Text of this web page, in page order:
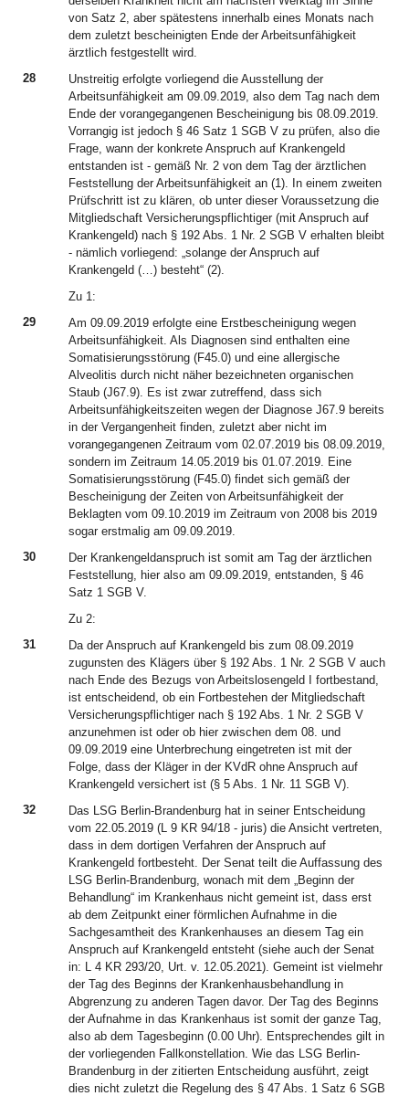
von Satz 2, aber spätestens innerhalb eines Monats nach
dem zuletzt bescheinigten Ende der Arbeitsunfähigkeit
ärztlich festgestellt wird.
28
Unstreitig erfolgte vorliegend die Ausstellung der
Arbeitsunfähigkeit am 09.09.2019, also dem Tag nach dem
Ende der vorangegangenen Bescheinigung bis 08.09.2019.
Vorrangig ist jedoch § 46 Satz 1 SGB V zu prüfen, also die
Frage, wann der konkrete Anspruch auf Krankengeld
entstanden ist - gemäß Nr. 2 von dem Tag der ärztlichen
Feststellung der Arbeitsunfähigkeit an (1). In einem zweiten
Prüfschritt ist zu klären, ob unter dieser Voraussetzung die
Mitgliedschaft Versicherungspflichtiger (mit Anspruch auf
Krankengeld) nach § 192 Abs. 1 Nr. 2 SGB V erhalten bleibt
- nämlich vorliegend: „solange der Anspruch auf
Krankengeld (…) besteht“ (2).
Zu 1:
29
Am 09.09.2019 erfolgte eine Erstbescheinigung wegen
Arbeitsunfähigkeit. Als Diagnosen sind enthalten eine
Somatisierungsstörung (F45.0) und eine allergische
Alveolitis durch nicht näher bezeichneten organischen
Staub (J67.9). Es ist zwar zutreffend, dass sich
Arbeitsunfähigkeitszeiten wegen der Diagnose J67.9 bereits
in der Vergangenheit finden, zuletzt aber nicht im
vorangegangenen Zeitraum vom 02.07.2019 bis 08.09.2019,
sondern im Zeitraum 14.05.2019 bis 01.07.2019. Eine
Somatisierungsstörung (F45.0) findet sich gemäß der
Bescheinigung der Zeiten von Arbeitsunfähigkeit der
Beklagten vom 09.10.2019 im Zeitraum von 2008 bis 2019
sogar erstmalig am 09.09.2019.
30
Der Krankengeldanspruch ist somit am Tag der ärztlichen
Feststellung, hier also am 09.09.2019, entstanden, § 46
Satz 1 SGB V.
Zu 2:
31
Da der Anspruch auf Krankengeld bis zum 08.09.2019
zugunsten des Klägers über § 192 Abs. 1 Nr. 2 SGB V auch
nach Ende des Bezugs von Arbeitslosengeld I fortbestand,
ist entscheidend, ob ein Fortbestehen der Mitgliedschaft
Versicherungspflichtiger nach § 192 Abs. 1 Nr. 2 SGB V
anzunehmen ist oder ob hier zwischen dem 08. und
09.09.2019 eine Unterbrechung eingetreten ist mit der
Folge, dass der Kläger in der KVdR ohne Anspruch auf
Krankengeld versichert ist (§ 5 Abs. 1 Nr. 11 SGB V).
32
Das LSG Berlin-Brandenburg hat in seiner Entscheidung
vom 22.05.2019 (L 9 KR 94/18 - juris) die Ansicht vertreten,
dass in dem dortigen Verfahren der Anspruch auf
Krankengeld fortbesteht. Der Senat teilt die Auffassung des
LSG Berlin-Brandenburg, wonach mit dem „Beginn der
Behandlung“ im Krankenhaus nicht gemeint ist, dass erst
ab dem Zeitpunkt einer förmlichen Aufnahme in die
Sachgesamtheit des Krankenhauses an diesem Tag ein
Anspruch auf Krankengeld entsteht (siehe auch der Senat
in: L 4 KR 293/20, Urt. v. 12.05.2021). Gemeint ist vielmehr
der Tag des Beginns der Krankenhausbehandlung in
Abgrenzung zu anderen Tagen davor. Der Tag des Beginns
der Aufnahme in das Krankenhaus ist somit der ganze Tag,
also ab dem Tagesbeginn (0.00 Uhr). Entsprechendes gilt in
der vorliegenden Fallkonstellation. Wie das LSG Berlin-
Brandenburg in der zitierten Entscheidung ausführt, zeigt
dies nicht zuletzt die Regelung des § 47 Abs. 1 Satz 6 SGB